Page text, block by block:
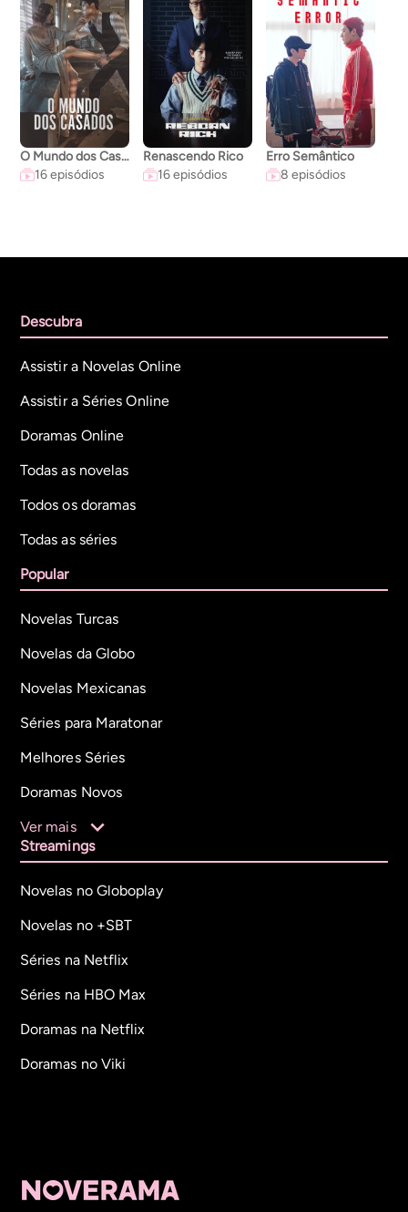
O Mundo dos Casados
16 episódios
Renascendo Rico
16 episódios
Erro Semântico
8 episódios
Descubra
Assistir a Novelas Online
Assistir a Séries Online
Doramas Online
Todas as novelas
Todos os doramas
Todas as séries
Popular
Novelas Turcas
Novelas da Globo
Novelas Mexicanas
Séries para Maratonar
Melhores Séries
Doramas Novos
Ver mais
Streamings
Novelas no Globoplay
Novelas no +SBT
Séries na Netflix
Séries na HBO Max
Doramas na Netflix
Doramas no Viki